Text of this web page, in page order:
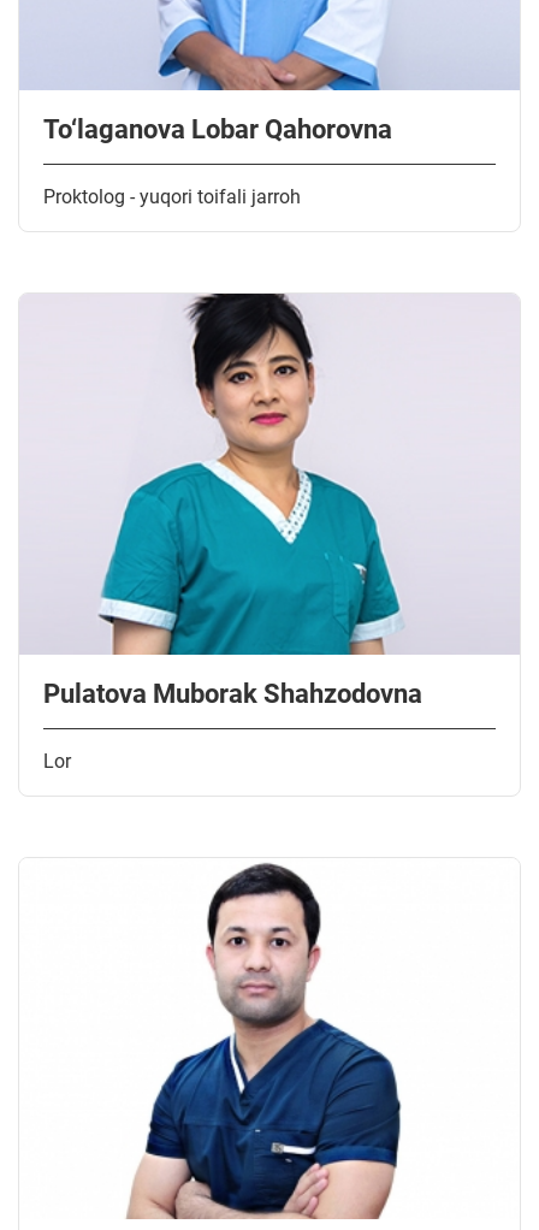
To‘laganova Lobar Qahorovna
Proktolog - yuqori toifali jarroh
Pulatova Muborak Shahzodovna
Lor